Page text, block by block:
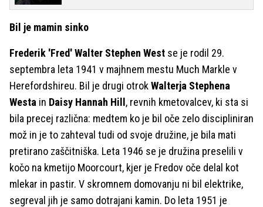
Bil je mamin sinko
Frederik 'Fred' Walter Stephen West se je rodil 29.
septembra leta 1941 v majhnem mestu Much Markle v
Herefordshireu. Bil je drugi otrokWalterja Stephena
Westa in Daisy Hannah Hill , revnih kmetovalcev, ki sta si
bila precej različna: medtem ko je bil oče zelo discipliniran
mož in je to zahteval tudi od svoje družine, je bila mati
pretirano zaščitniška. Leta 1946 se je družina preselili v
kočo na kmetijo Moorcourt, kjer je Fredov oče delal kot
mlekar in pastir. V skromnem domovanju ni bil elektrike,
segreval jih je samo dotrajani kamin. Do leta 1951 je